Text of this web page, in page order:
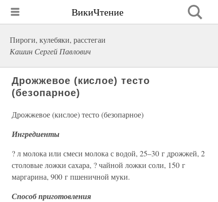
ВикиЧтение
Пироги, кулебяки, расстегаи
Кашин Сергей Павлович
Дрожжевое (кислое) тесто
(безопарное)
Дрожжевое (кислое) тесто (безопарное)
Ингредиенты
? л молока или смеси молока с водой, 25–30 г дрожжей, 2
столовые ложки сахара, ? чайной ложки соли, 150 г
маргарина, 900 г пшеничной муки.
Способ приготовления